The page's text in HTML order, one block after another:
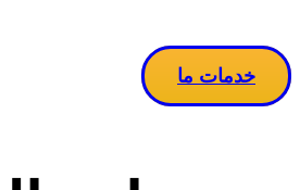
خدمات ما